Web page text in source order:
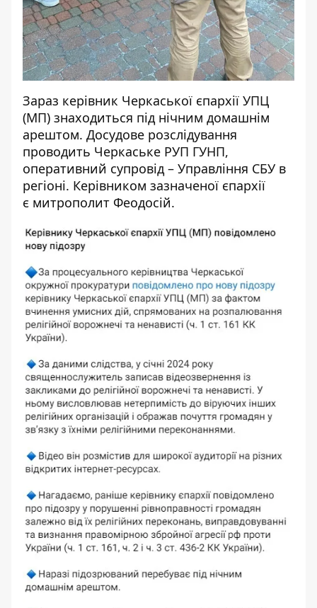
Зараз керівник Черкаської єпархії УПЦ
(МП) знаходиться під нічним домашнім
арештом. Досудове розслідування
проводить Черкаське РУП ГУНП,
оперативний супровід – Управління СБУ в
регіоні. Керівником зазначеної єпархії
є митрополит Феодосій.